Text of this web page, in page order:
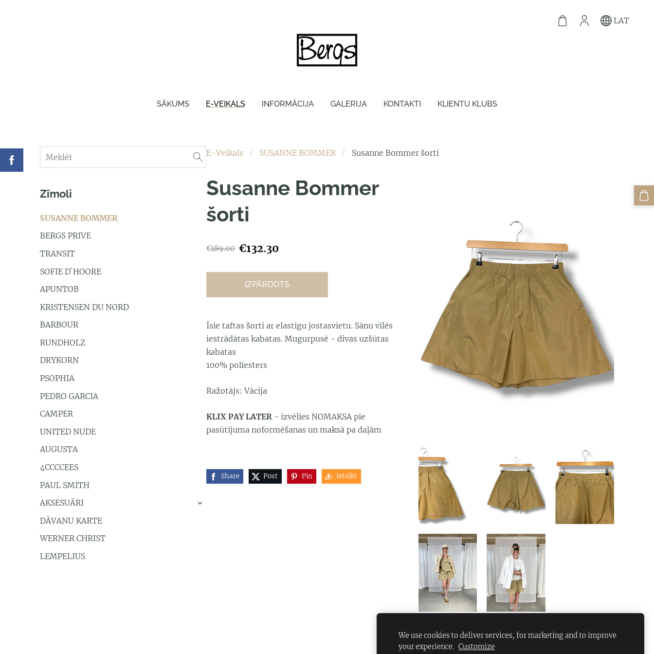
SĀKUMS E-VEIKALS INFORMĀCIJA GALERIJA KONTAKTI KLIENTU KLUBS
LAT
Zīmoli
SUSANNE BOMMER
BERGS PRIVE
TRANSIT
SOFIE D`HOORE
APUNTOB
KRISTENSEN DU NORD
BARBOUR
RUNDHOLZ
DRYKORN
PSOPHIA
PEDRO GARCIA
CAMPER
UNITED NUDE
AUGUSTA
4CCCCEES
PAUL SMITH
AKSESUĀRI
›
DĀVANU KARTE
WERNER CHRIST
LEMPELIUS
E-Veikals SUSANNE BOMMER Susanne Bommer šorti
Susanne Bommer
šorti
€189.00 €132.30
IZPĀRDOTS
Īsie taftas šorti ar elastīgu jostasvietu. Sānu vīlēs
iestrādātas kabatas. Mugurpusē - divas uzšūtas
kabatas
100% poliesters
Ražotājs: Vācija
KLIX PAY LATER - izvēlies NOMAKSA pie
pasūtījuma noformēšanas un maksā pa daļām
Share Post Pin Ieteikt
We use cookies to deliver services, for marketing and to improve
your experience. Customize